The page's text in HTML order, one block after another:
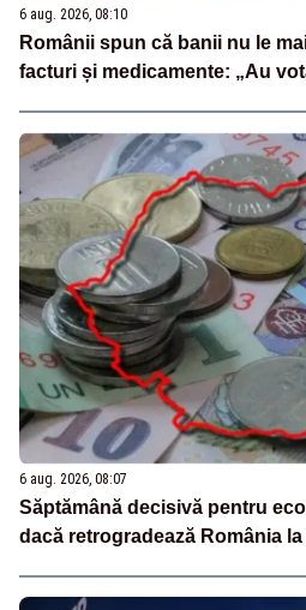
6 aug. 2026, 08:10
Românii spun că banii nu le
facturi și medicamente: „Au
6 aug. 2026, 08:07
Săptămână decisivă pentru
dacă retrogradează România